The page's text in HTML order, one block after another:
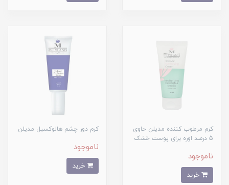
کرم مرطوب کننده مدیلن حاوی
5 درصد اوره برای پوست خشک
ناموجود
کرم دور چشم هالوکسیل مدیلن
ناموجود